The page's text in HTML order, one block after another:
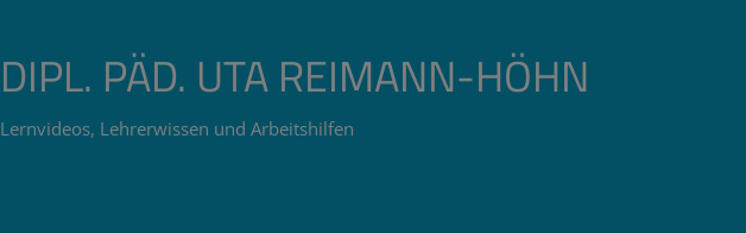
DIPL. PÄD. UTA REIMANN-HÖHN
Lernvideos, Lehrerwissen und Arbeitshilfen